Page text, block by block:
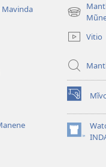
Mavinda
(opens
window)
Vitio
(opens
new
window)
(opens